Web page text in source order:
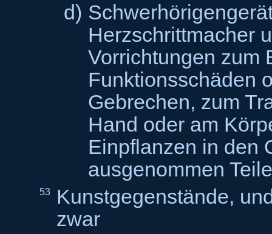
d)
Herzschrittmacher
Vorrichtungen zum
Funktionsschäden
Gebrechen, zum
Hand oder am
Einpflanzen in den
ausgenommen
53
Kunstgegenstände,